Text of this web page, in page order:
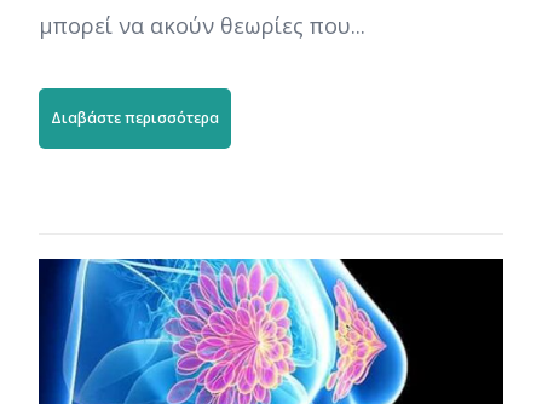
μπορεί να ακούν θεωρίες που...
Διαβάστε περισσότερα